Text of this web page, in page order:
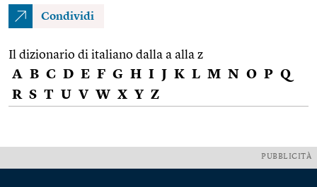
Condividi
Il dizionario di italiano dalla a alla z
A B C D E F G H I J K L M N O P Q
R S T U V W X Y Z
PUBBLICITÀ